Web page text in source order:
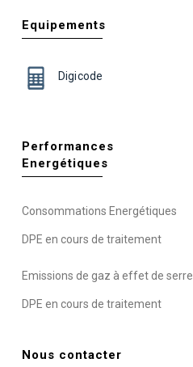
Equipements
Digicode
Performances
Energétiques
Consommations Energétiques
DPE en cours de traitement
Emissions de gaz à effet de serre
DPE en cours de traitement
Nous contacter